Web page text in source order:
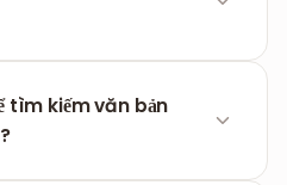
vĩnh viễn khỏi hệ thống
tìm kiếm văn bản